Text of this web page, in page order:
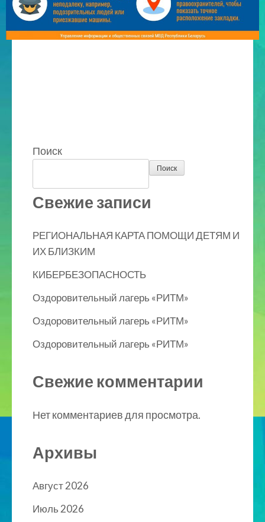
Поиск
Поиск
Свежие записи
РЕГИОНАЛЬНАЯ КАРТА ПОМОЩИ ДЕТЯМ И
ИХ БЛИЗКИМ
КИБЕРБЕЗОПАСНОСТЬ
Оздоровительный лагерь «РИТМ»
Оздоровительный лагерь «РИТМ»
Оздоровительный лагерь «РИТМ»
Свежие комментарии
Нет комментариев для просмотра.
Архивы
Август 2026
Июль 2026